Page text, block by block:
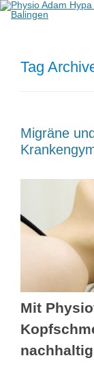
Tag
Migräne
Mit